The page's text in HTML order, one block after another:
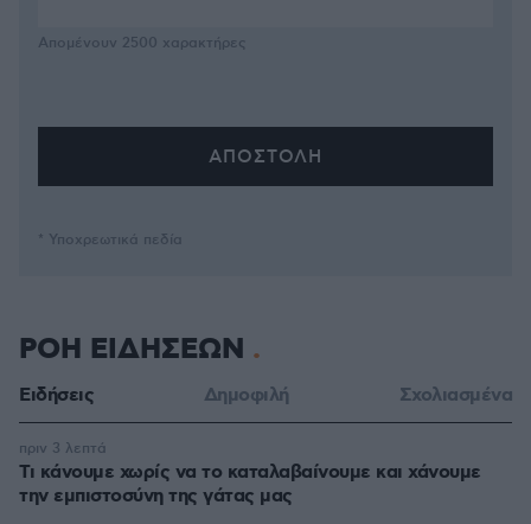
Απομένουν 2500 χαρακτήρες
* Υποχρεωτικά πεδία
ΡΟΗ ΕΙΔΗΣΕΩΝ
Ειδήσεις Δημοφιλή Σχολιασμένα
Τι κάνουμε χωρίς να το καταλαβαίνουμε και χάνουμε
την εμπιστοσύνη της γάτας μας
πριν 3 λεπτά